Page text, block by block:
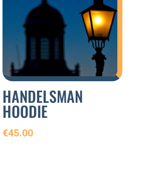
HANDELSMAN
HOODIE
€45.00